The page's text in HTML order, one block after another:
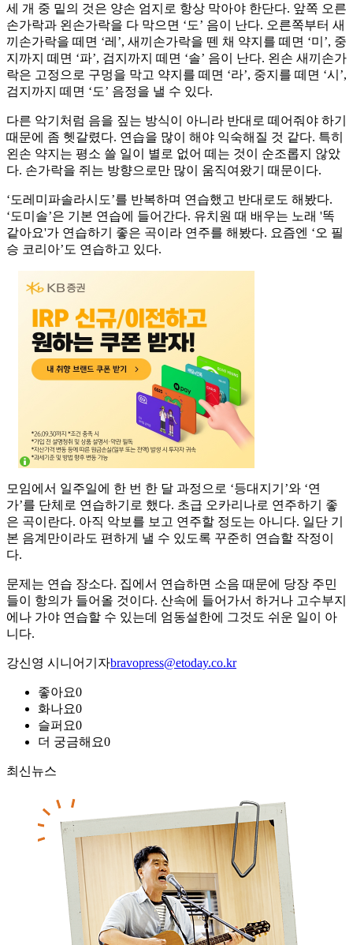
세 개 중 밑의 것은 양손 엄지로 항상 막아야 한단다. 앞쪽 오른
손가락과 왼손가락을 다 막으면 ‘도’ 음이 난다. 오른쪽부터 새
끼손가락을 떼면 ‘레’, 새끼손가락을 뗀 채 약지를 떼면 ‘미’, 중
지까지 떼면 ‘파’, 검지까지 떼면 ‘솔’ 음이 난다. 왼손 새끼손가
락은 고정으로 구멍을 막고 약지를 떼면 ‘라’, 중지를 떼면 ‘시’,
검지까지 떼면 ‘도’ 음정을 낼 수 있다.
다른 악기처럼 음을 짚는 방식이 아니라 반대로 떼어줘야 하기
때문에 좀 헷갈렸다. 연습을 많이 해야 익숙해질 것 같다. 특히
왼손 약지는 평소 쓸 일이 별로 없어 떼는 것이 순조롭지 않았
다. 손가락을 쥐는 방향으로만 많이 움직여왔기 때문이다.
‘도레미파솔라시도’를 반복하며 연습했고 반대로도 해봤다.
‘도미솔’은 기본 연습에 들어간다. 유치원 때 배우는 노래 '똑
같아요'가 연습하기 좋은 곡이라 연주를 해봤다. 요즘엔 ‘오 필
승 코리아’도 연습하고 있다.
모임에서 일주일에 한 번 한 달 과정으로 ‘등대지기’와 ‘연
가’를 단체로 연습하기로 했다. 초급 오카리나로 연주하기 좋
은 곡이란다. 아직 악보를 보고 연주할 정도는 아니다. 일단 기
본 음계만이라도 편하게 낼 수 있도록 꾸준히 연습할 작정이
다.
문제는 연습 장소다. 집에서 연습하면 소음 때문에 당장 주민
들이 항의가 들어올 것이다. 산속에 들어가서 하거나 고수부지
에나 가야 연습할 수 있는데 엄동설한에 그것도 쉬운 일이 아
니다.
강신영 시니어기자bravopress@etoday.co.kr
좋아요0
화나요0
슬퍼요0
더 궁금해요0
최신뉴스